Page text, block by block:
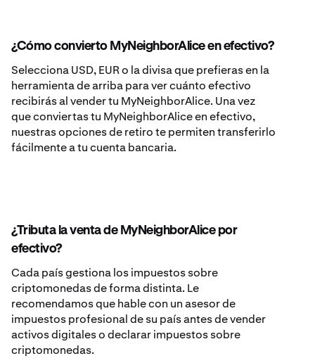
¿Cómo convierto MyNeighborAlice en efectivo?
Selecciona USD, EUR o la divisa que prefieras en la
herramienta de arriba para ver cuánto efectivo
recibirás al vender tu MyNeighborAlice. Una vez
que conviertas tu MyNeighborAlice en efectivo,
nuestras opciones de retiro te permiten transferirlo
fácilmente a tu cuenta bancaria.
¿Tributa la venta de MyNeighborAlice por
efectivo?
Cada país gestiona los impuestos sobre
criptomonedas de forma distinta. Le
recomendamos que hable con un asesor de
impuestos profesional de su país antes de vender
activos digitales o declarar impuestos sobre
criptomonedas.